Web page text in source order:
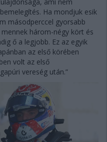
Ha mondjuk esik
másodperccel gyorsabb
három-négy kört és
ő a legjobb. Ez az egyik
az első körében
volt az első
vereség után.”